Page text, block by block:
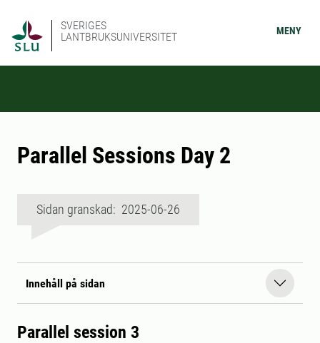
SVERIGES
LANTBRUKSUNIVERSITET
MENY
Parallel Sessions Day 2
Sidan granskad: 2025-06-26
Innehåll på sidan
Parallel session 3